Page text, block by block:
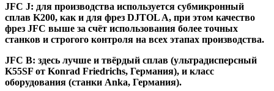
JFC J: для производства используется субмикронный
сплав K200, как и для фрез DJTOL A, при этом качество
фрез JFC выше за счёт использования более точных
станков и строгого контроля на всех этапах производства.
JFC B: здесь лучше и твёрдый сплав (ультрадисперсный
K55SF от Konrad Friedrichs, Германия), и класс
оборудования (станки Anka, Германия).